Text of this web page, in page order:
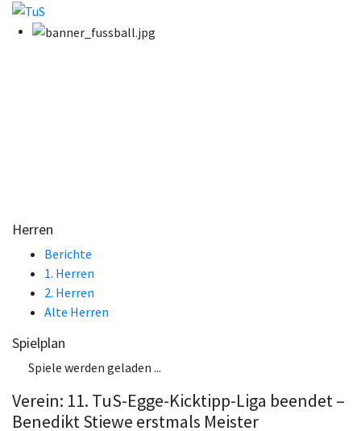
Herren
Berichte
1. Herren
2. Herren
Alte Herren
Spielplan
Spiele werden geladen ...
Verein: 11. TuS-Egge-Kicktipp-Liga beendet –
Benedikt Stiewe erstmals Meister